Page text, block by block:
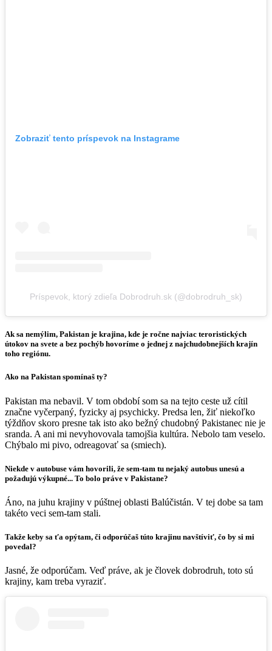
Zobraziť tento príspevok na Instagrame
Príspevok, ktorý zdieľa Dobrodruh.sk (@dobrodruh_sk)
Ak sa nemýlim, Pakistan je krajina, kde je ročne najviac teroristických
útokov na svete a bez pochýb hovoríme o jednej z najchudobnejších krajín
toho regiónu.
Ako na Pakistan spomínaš ty?
Pakistan ma nebavil. V tom období som sa na tejto ceste už cítil
značne vyčerpaný, fyzicky aj psychicky. Predsa len, žiť niekoľko
týždňov skoro presne tak isto ako bežný chudobný Pakistanec nie je
sranda. A ani mi nevyhovovala tamojšia kultúra. Nebolo tam veselo.
Chýbalo mi pivo, odreagovať sa (smiech).
Niekde v autobuse vám hovorili, že sem-tam tu nejaký autobus unesú a
požadujú výkupné... To bolo práve v Pakistane?
Áno, na juhu krajiny v púštnej oblasti Balúčistán. V tej dobe sa tam
takéto veci sem-tam stali.
Takže keby sa ťa opýtam, či odporúčaš túto krajinu navštíviť, čo by si mi
povedal?
Jasné, že odporúčam. Veď práve, ak je človek dobrodruh, toto sú
krajiny, kam treba vyraziť.